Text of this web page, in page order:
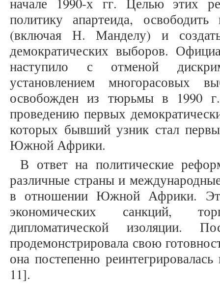
начале 1990-х гг. Целью этих
политику апартеида, освободить
(включая Н. Манделу) и
демократических выборов.
наступило с отменой
установлением
освобожден из тюрьмы в 1990
проведению первых
которых бывший узник стал
Южной Африки.
В ответ на политические
различные страны и
в отношении Южной Африки.
экономических санкций,
дипломатической изоляции.
продемонстрировала свою
она постепенно
11].